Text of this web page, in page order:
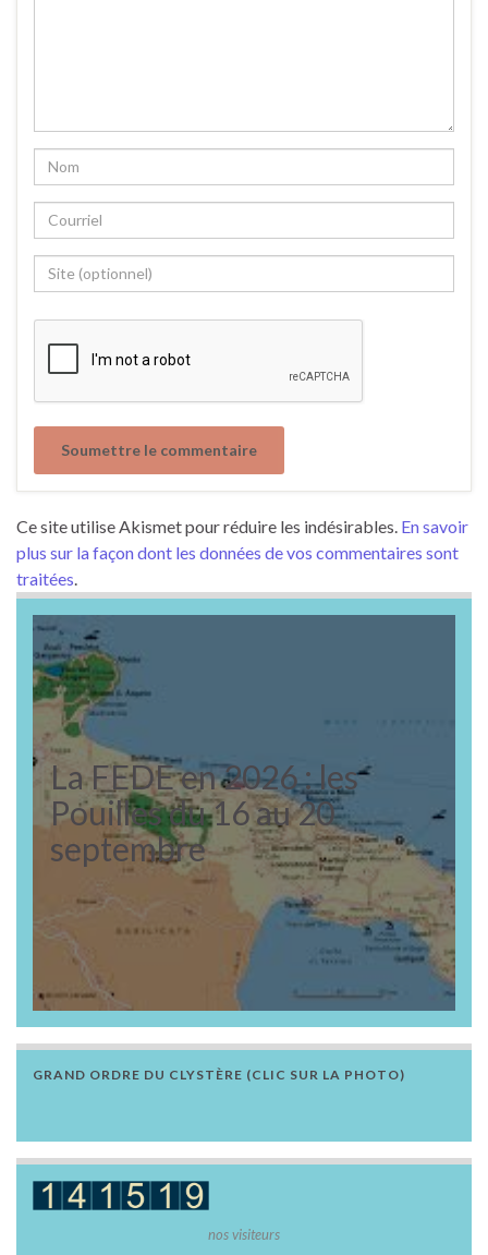
Ce site utilise Akismet pour réduire les indésirables. En savoir
plus sur la façon dont les données de vos commentaires sont
traitées.
La FEDE en 2026 : les
Pouilles du 16 au 20
septembre
GRAND ORDRE DU CLYSTÈRE (CLIC SUR LA PHOTO)
nos visiteurs